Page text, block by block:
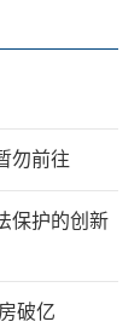
勿前往
保护的创新
破亿